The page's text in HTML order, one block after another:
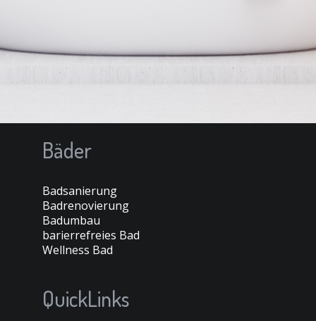
Bäder
Badsanierung
Badrenovierung
Badumbau
barierrefreies Bad
Wellness Bad
QuickLinks